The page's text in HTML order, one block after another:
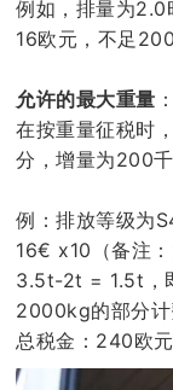
例如，排量为
16欧元，不足
允许的最大重量 ：
在按重量征税时
分，增量为200
例：排放等级为
16€ x10（备注
3.5t-2t = 1.5t，
2000kg的部分
总税金：240欧